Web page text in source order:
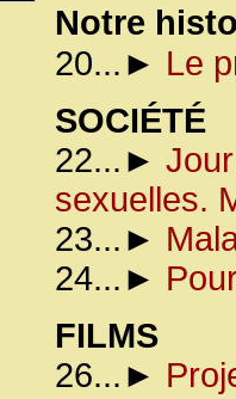
Notre
20...► Le
SOCIÉTÉ
22...►
sexuelles.
23...►
24...►
FILMS
26...►